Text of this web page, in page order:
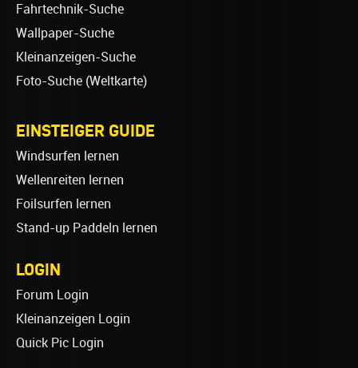
Fahrtechnik-Suche
Wallpaper-Suche
Kleinanzeigen-Suche
Foto-Suche (Weltkarte)
EINSTEIGER GUIDE
Windsurfen lernen
Wellenreiten lernen
Foilsurfen lernen
Stand-up Paddeln lernen
LOGIN
Forum Login
Kleinanzeigen Login
Quick Pic Login